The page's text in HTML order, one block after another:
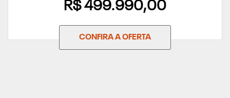
R$ 499.990,00
CONFIRA A OFERTA